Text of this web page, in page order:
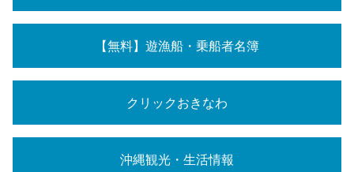
【無料】遊漁船・乗船者名簿
クリックおきなわ
沖縄観光・生活情報